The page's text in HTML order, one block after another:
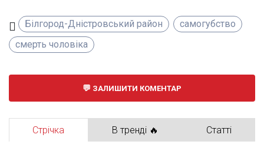
Білгород-Дністровський район
самогубство
смерть чоловіка
ЗАЛИШИТИ КОМЕНТАР
Стрічка В тренді 🔥 Статті